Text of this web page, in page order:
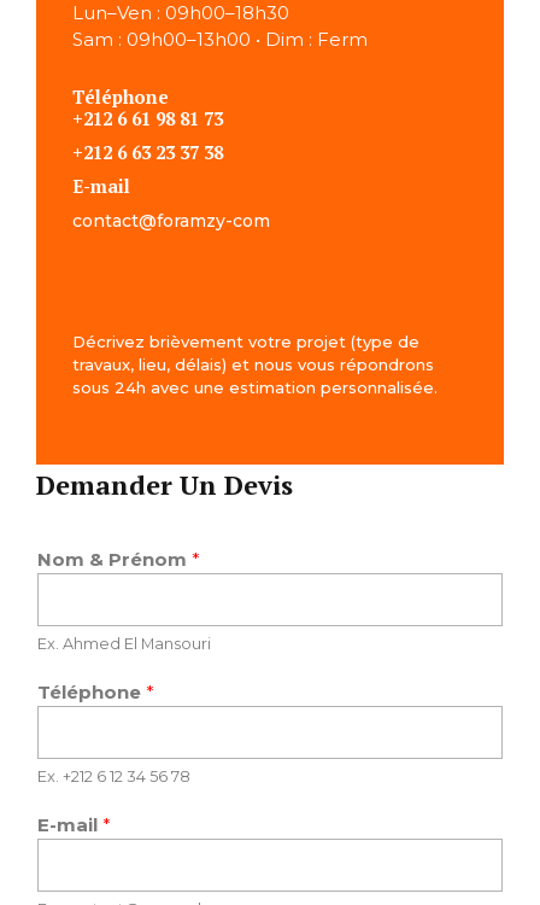
Lun–Ven : 09h00–18h30
Sam : 09h00–13h00 • Dim : Ferm
Téléphone
+212 6 61 98 81 73
+212 6 63 23 37 38
E-mail
contact@foramzy-com
Décrivez brièvement votre projet (type de
travaux, lieu, délais) et nous vous répondrons
sous 24h avec une estimation personnalisée.
Demander Un Devis
r
n
o
N
m
T
l
p
Nom & Prénom *
Ex. Ahmed El Mansouri
Téléphone *
Ex. +212 6 12 34 56 78
E-mail *